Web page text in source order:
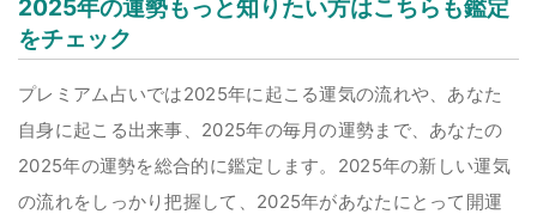
2025年の運勢もっと知りたい方はこちらも鑑定
をチェック
プレミアム占いでは2025年に起こる運気の流れや、あなた
自身に起こる出来事、2025年の毎月の運勢まで、あなたの
2025年の運勢を総合的に鑑定します。2025年の新しい運気
の流れをしっかり把握して、2025年があなたにとって開運